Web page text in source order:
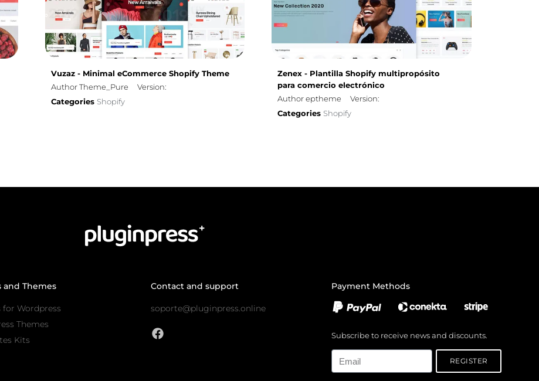
Vuzaz - Minimal eCommerce Shopify Theme
Author Theme_Pure
Version:
Categories Shopify
Zenex - Plantilla Shopify multipropósito
para comercio electrónico
Author eptheme
Version:
Categories Shopify
and Themes
for Wordpress
Themes
Kits
Contact and support
soporte@pluginpress.online
Payment Methods
Subscribe to receive news and discounts.
REGISTER